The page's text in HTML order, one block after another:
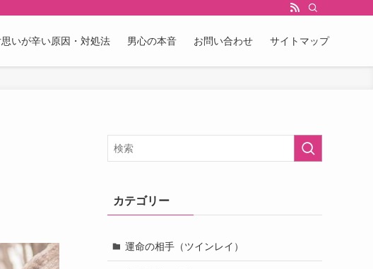
思いが辛い原因・対処法 男心の本音 お問い合わせ サイトマップ
カテゴリー
運命の相手（ツインレイ）